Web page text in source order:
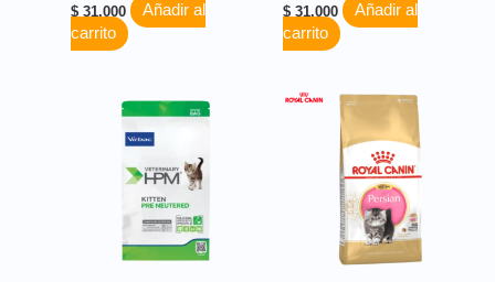
$31.000
Añadir al
carrito
$31.000
Añadir al
carrito